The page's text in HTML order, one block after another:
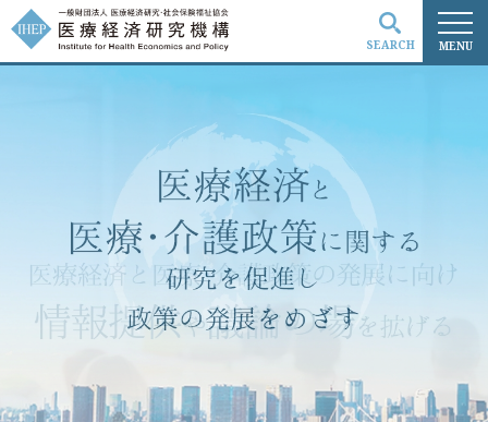
MENU
SEARCH